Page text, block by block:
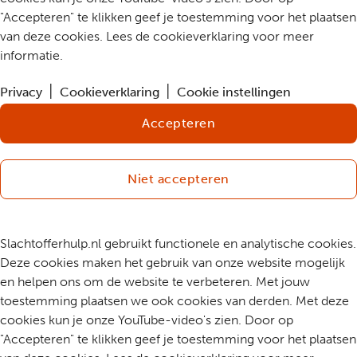
"Accepteren" te klikken geef je toestemming voor het plaatsen
van deze cookies. Lees de cookieverklaring voor meer
informatie.
Privacy Cookieverklaring Cookie instellingen
Accepteren
Niet accepteren
Slachtofferhulp.nl gebruikt functionele en analytische cookies.
Deze cookies maken het gebruik van onze website mogelijk
en helpen ons om de website te verbeteren. Met jouw
toestemming plaatsen we ook cookies van derden. Met deze
cookies kun je onze YouTube-video's zien. Door op
"Accepteren" te klikken geef je toestemming voor het plaatsen